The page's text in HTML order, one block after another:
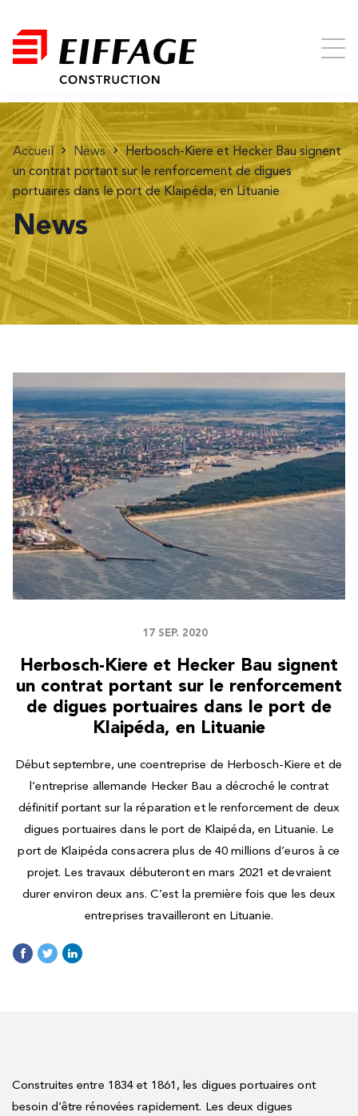
Accueil News
Herbosch-Kiere et Hecker Bau signent
un contrat portant sur le renforcement de digues
portuaires dans le port de Klaipéda, en Lituanie
News
17 SEP. 2020
Herbosch-Kiere et Hecker Bau signent
un contrat portant sur le renforcement
de digues portuaires dans le port de
Klaipéda, en Lituanie
Début septembre, une coentreprise de Herbosch-Kiere et de
l’entreprise allemande Hecker Bau a décroché le contrat
définitif portant sur la réparation et le renforcement de deux
digues portuaires dans le port de Klaipéda, en Lituanie. Le
port de Klaipéda consacrera plus de 40 millions d’euros à ce
projet. Les travaux débuteront en mars 2021 et devraient
durer environ deux ans. C’est la première fois que les deux
entreprises travailleront en Lituanie.
Construites entre 1834 et 1861, les digues portuaires ont
besoin d’être rénovées rapidement. Les deux digues